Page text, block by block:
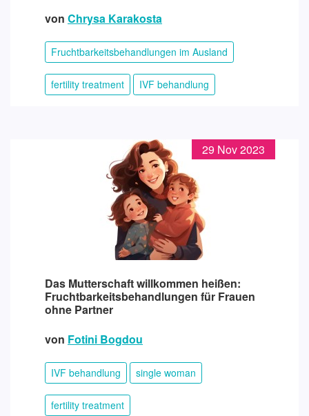
von Chrysa Karakosta
Fruchtbarkeitsbehandlungen im Ausland
fertility treatment IVF behandlung
29 Nov 2023
Das Mutterschaft willkommen heißen:
Fruchtbarkeitsbehandlungen für Frauen
ohne Partner
von Fotini Bogdou
IVF behandlung single woman
fertility treatment